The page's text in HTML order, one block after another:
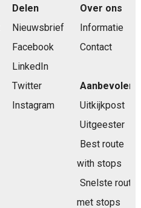
Delen
Nieuwsbrief
Facebook
LinkedIn
Twitter
Instagram
Over ons
Informatie
Contact
Aanbevolen
Uitkijkpost
Uitgeester
Best route
with stops
Snelste route
met stops